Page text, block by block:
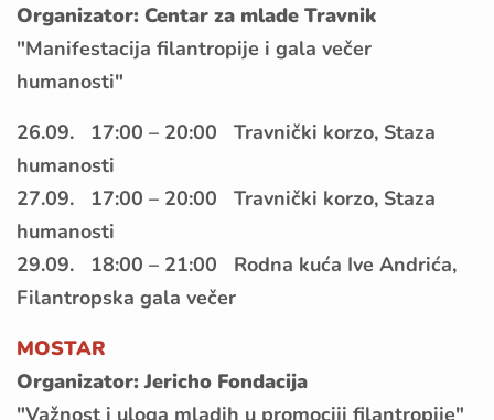
Organizator: Centar za mlade Travnik
"Manifestacija filantropije i gala večer
humanosti"
26.09. 17:00 – 20:00 Travnički korzo, Staza
humanosti
27.09. 17:00 – 20:00 Travnički korzo, Staza
humanosti
29.09. 18:00 – 21:00 Rodna kuća Ive Andrića,
Filantropska gala večer
MOSTAR
Organizator: Jericho Fondacija
"Važnost i uloga mladih u promociji filantropije"